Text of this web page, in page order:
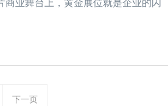
下一页